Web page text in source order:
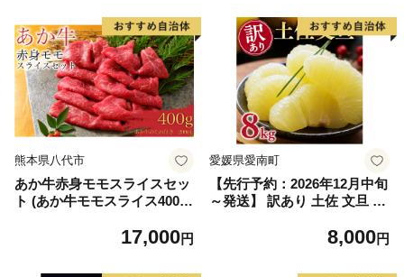
熊本県八代市
あか牛赤身モモスライスセッ
ト (あか牛モモスライス400
17,000円
愛媛県愛南町
【先行予約：2026年12月中旬
～発送】 訳あり 土佐 文旦 8k
ス) 8000円 わけあり ぶんたん
8,000円